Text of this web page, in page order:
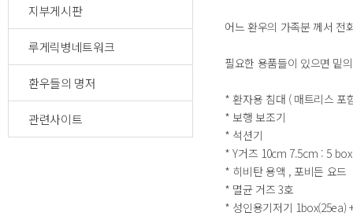
지부게시판
루게릭병네트워크
환우들의 명저
관련사이트
어느 환우의 가족분 께서 전
필요한 용품들이 있으면 밑
* 환자용 침대 ( 매트리스 포
* 보행 보조기
* 석션기
* Y거즈 10cm 7.5cm : 5
* 히비탄 용액 , 포비든 요드
* 멸균 거즈 3호
* 성인용기저기 1box(25ea)